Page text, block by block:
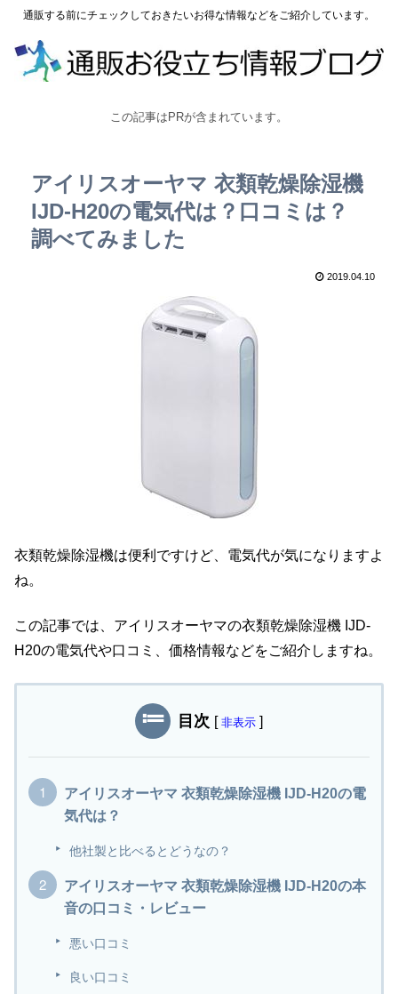
通販する前にチェックしておきたいお得な情報などをご紹介しています。
この記事はPRが含まれています。
アイリスオーヤマ 衣類乾燥除湿機
IJD-H20の電気代は？口コミは？
調べてみました
2019.04.10
衣類乾燥除湿機は便利ですけど、電気代が気になりますよ
ね。
この記事では、アイリスオーヤマの衣類乾燥除湿機 IJD-
H20の電気代や口コミ、価格情報などをご紹介しますね。
目次 [ 非表示 ]
アイリスオーヤマ 衣類乾燥除湿機 IJD-H20の電
気代は？
他社製と比べるとどうなの？
アイリスオーヤマ 衣類乾燥除湿機 IJD-H20の本
音の口コミ・レビュー
悪い口コミ
良い口コミ